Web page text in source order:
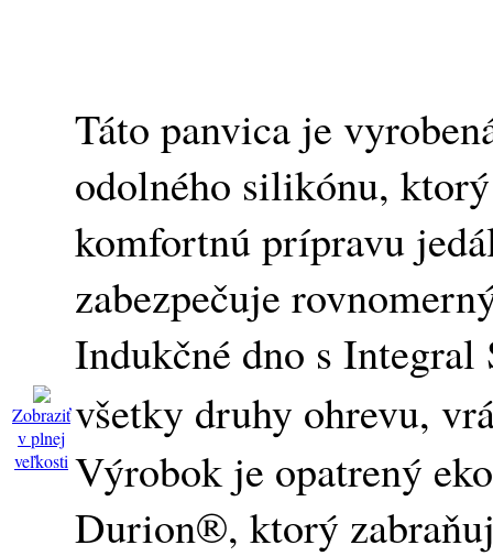
Zobraziť
v plnej
veľkosti
Táto panvica je
odolného silikónu,
komfortnú prípravu
zabezpečuje
Indukčné dno s
všetky druhy ohrevu,
Výrobok je opatrený
Durion®, ktorý